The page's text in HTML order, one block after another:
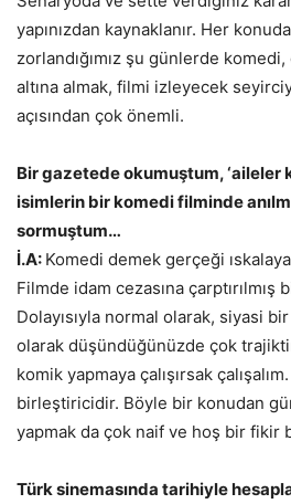
yapınızdan kaynaklanır. Her konuda
zorlandığımız şu günlerde
altına almak, filmi izleyecek
açısından çok önemli.
Bir gazetede okumuştum, ‘aileler
isimlerin bir komedi filminde
sormuştum…
İ.A: Komedi demek gerçeği
Filmde idam cezasına çarptırılmış
Dolayısıyla normal olarak, siyasi
olarak düşündüğünüzde çok
komik yapmaya çalışırsak
birleştiricidir. Böyle bir konudan
yapmak da çok naif ve hoş bir fikir
Türk sinemasında tarihiyle